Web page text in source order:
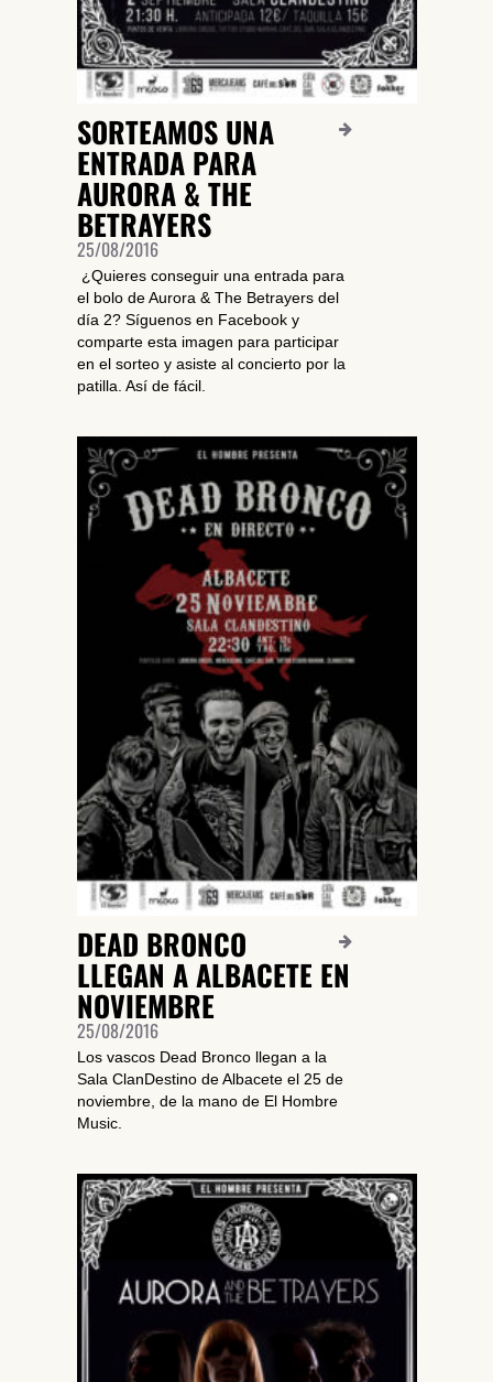
SORTEAMOS UNA
ENTRADA PARA
AURORA & THE
BETRAYERS
25/08/2016
¿Quieres conseguir una entrada para
el bolo de Aurora & The Betrayers del
día 2? Síguenos en Facebook y
comparte esta imagen para participar
en el sorteo y asiste al concierto por la
patilla. Así de fácil.
DEAD BRONCO
LLEGAN A ALBACETE EN
NOVIEMBRE
25/08/2016
Los vascos Dead Bronco llegan a la
Sala ClanDestino de Albacete el 25 de
noviembre, de la mano de El Hombre
Music.